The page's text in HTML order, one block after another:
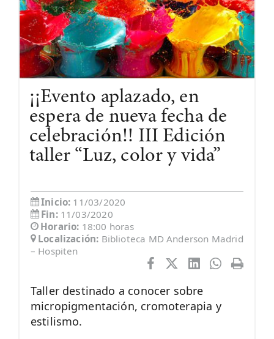
¡¡Evento aplazado, en
espera de nueva fecha de
celebración!! III Edición
taller “Luz, color y vida”
Inicio: 11/03/2020
Fin: 11/03/2020
Horario: 18:00 horas
Localización: Biblioteca MD Anderson Madrid
– Hospiten
Taller destinado a conocer sobre
micropigmentación, cromoterapia y
estilismo.